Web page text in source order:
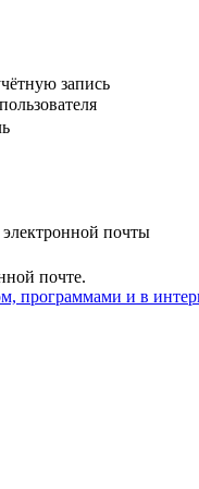
запись
почты
почте.
программами и в